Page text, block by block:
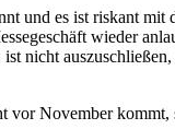
und es ist riskant
wieder
nicht
November kommt,